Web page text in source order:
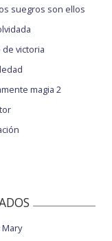
suegros son ellos
victoria
magia 2